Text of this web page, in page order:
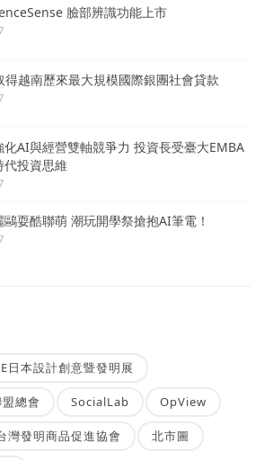
臉部辨識功能上市
得越南歷來最大規模國際銀團社會貸款
化AI與經營雙軸競爭力 投資長受臺大EMBA
投資思維
鷗耍酷聯萌 潮玩開學祭搶抱AI筆電！
日本設計創意暨發明展
總會 SocialLab OpView
灣發明商品促進協會 北市圖